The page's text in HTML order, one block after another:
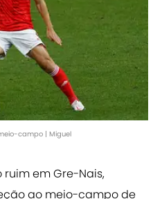
campo | Miguel
em Gre-Nais,
ao meio-campo de